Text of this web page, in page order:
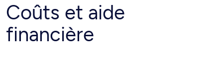
Coûts et aide
financière